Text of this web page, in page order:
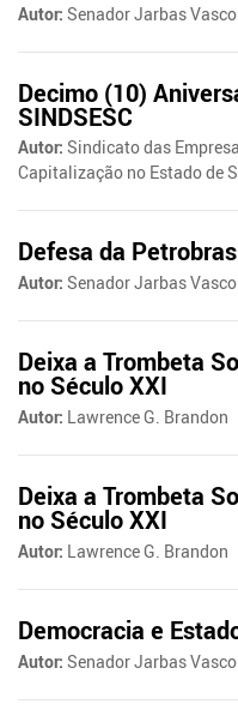
Autor: Senador Jarbas
Decimo (10)
SINDSESC
Autor: Sindicato das
Capitalização no Estado de
Defesa da Petrobras
Autor: Senador Jarbas
Deixa a Trombeta
no Século XXI
Autor: Lawrence G. Brandon
Deixa a Trombeta
no Século XXI
Autor: Lawrence G. Brandon
Democracia e
Autor: Senador Jarbas